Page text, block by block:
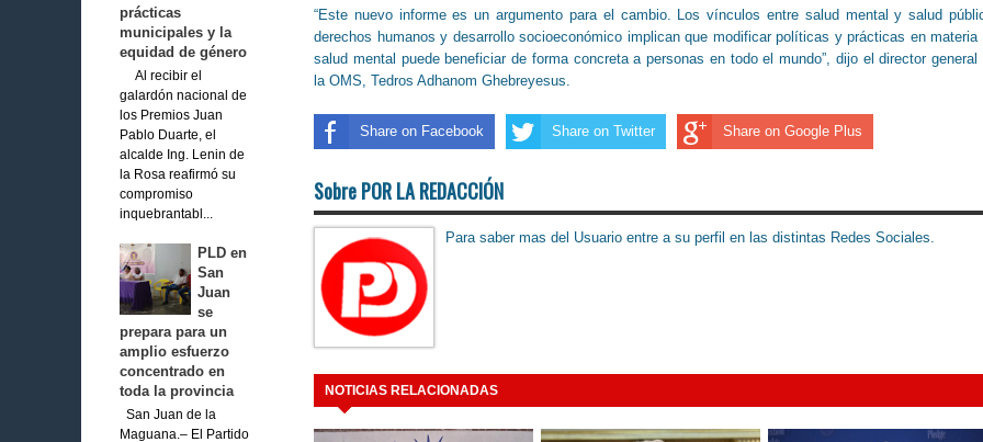
prácticas
municipales y la
equidad de género
Al recibir el
galardón nacional de
los Premios Juan
Pablo Duarte, el
alcalde Ing. Lenin de
la Rosa reafirmó su
compromiso
inquebrantabl...
PLD en
San
Juan
se
prepara para un
amplio esfuerzo
concentrado en
toda la provincia
San Juan de la
Maguana.– El Partido
“Este nuevo informe es un argumento para el cambio. Los vínculos entre salud mental y salud
derechos humanos y desarrollo socioeconómico implican que modificar políticas y prácticas en materia
salud mental puede beneficiar de forma concreta a personas en todo el mundo”, dijo el director general
la OMS, Tedros Adhanom Ghebreyesus.
Share on Facebook Share on Twitter Share on Google Plus
Sobre POR LA REDACCIÓN
Para saber mas del Usuario entre a su perfil en las distintas Redes Sociales.
NOTICIAS RELACIONADAS